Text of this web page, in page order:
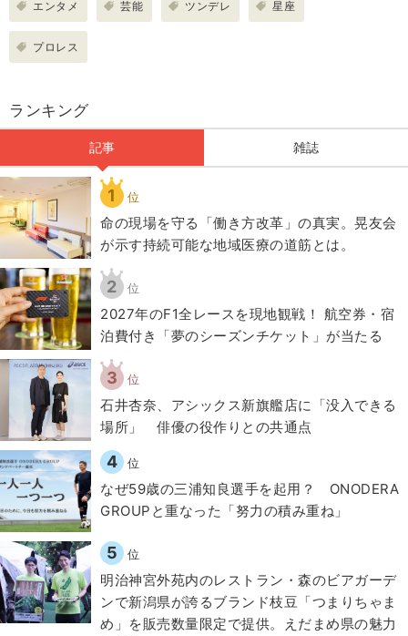
エンタメ 芸能 ツンデレ 星座
プロレス
ランキング
記事 雑誌
1 位
​命の現場を守る「働き方改革」の真実。晃友会
が示す持続可能な地域医療の道筋とは。
2 位
2027年のF1全レースを現地観戦！ 航空券・宿
泊費付き「夢のシーズンチケット」が当たる
3 位
石井杏奈、アシックス新旗艦店に「没入できる
場所」 俳優の役作りとの共通点
4 位
なぜ59歳の三浦知良選手を起用？ ONODERA
GROUPと重なった「努力の積み重ね」
5 位
明治神宮外苑内のレストラン・森のビアガーデ
ンで新潟県が誇るブランド枝豆「つまりちゃま
め」を販売数量限定で提供。えだまめ県の魅力